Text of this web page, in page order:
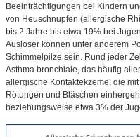
Beeinträchtigungen bei Kindern
von Heuschnupfen (allergische
bis 2 Jahre bis etwa 19% bei
Auslöser können unter anderem
Schimmelpilze sein. Rund jeder
Asthma bronchiale, das häufig
allergische Kontaktekzeme, die
Rötungen und Bläschen
beziehungsweise etwa 3% der